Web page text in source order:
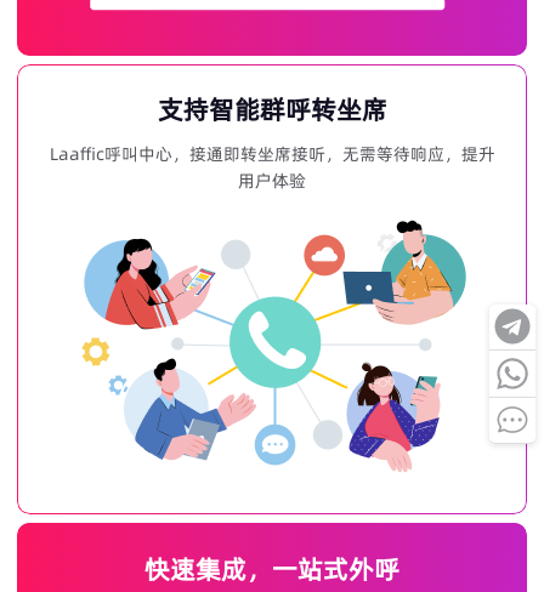
支持智能群呼转坐席
Laaffic呼叫中心，接通即转坐席接听，无需等待响应，提升
用户体验
快速集成，一站式外呼